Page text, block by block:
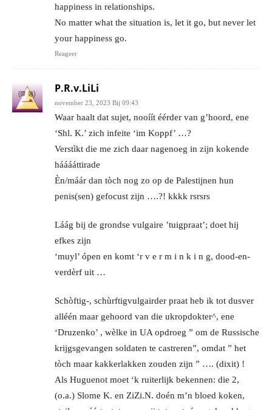
happiness in relationships.
No matter what the situation is, let it go, but never let
your happiness go.
Reageer
P.R.v.LiLi
november 23, 2023 Bij 09:43
Waar haalt dat sujet, nooíít éérder van g’hoord, ene
‘Shl. K.’ zich infeite ‘im Koppf’ …?
Verstìkt die me zich daar nagenoeg in zijn kokende
hááááttirade
Èn/máár dan tòch nog zo op de Palestijnen hun
penis(sen) gefocust zijn ….?! kkkk rsrsrs
Láág bij de grondse vulgaire ’tuigpraat’; doet hij
efkes zijn
‘muyl’ ópen en komt ‘r v e r m i n k i n g, dood-en-
verdèrf uit …
Schòftig-, schùrftigvulgairder praat heb ik tot dusver
alléén maar gehoord van die ukropdokter^, ene
‘Druzenko’ , wèlke in UA opdroeg ” om de Russische
krijgsgevangen soldaten te castreren”, omdat ” het
tòch maar kakkerlakken zouden zijn ” …. (dixit) !
Als Huguenot moet ‘k ruiterlijk bekennen: die 2,
(o.a.) Slome K. en ZiZi.N. doén m’n bloed koken,